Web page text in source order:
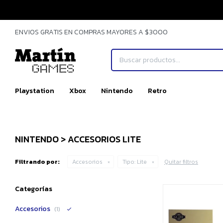
Playstation Xbox Nintendo Retro
ENVIOS GRATIS EN COMPRAS MAYORES A $3000
NINTENDO > ACCESORIOS LITE
Filtrando por: Accesorios Tipo: Lite Quitar filtros
Categorías
Accesorios (1)